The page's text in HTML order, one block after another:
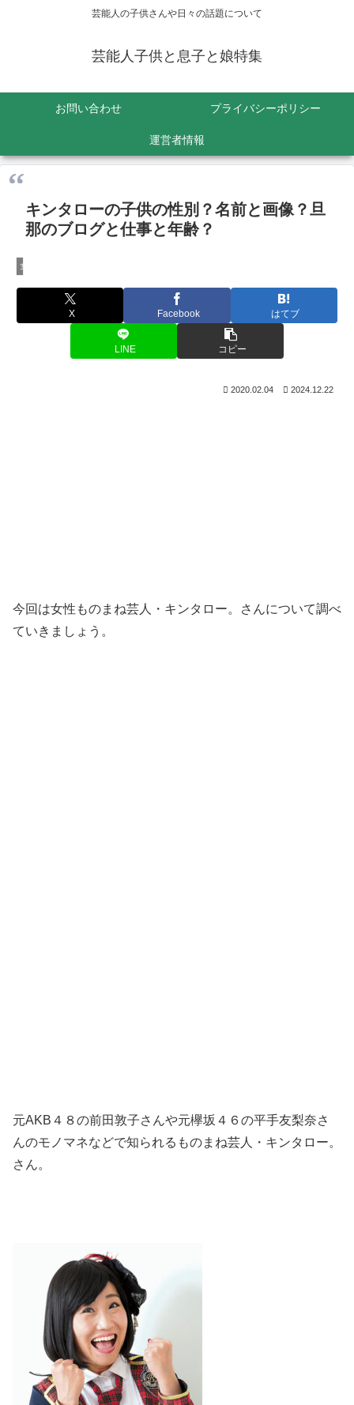
芸能人の子供さんや日々の話題について
芸能人子供と息子と娘特集
お問い合わせ プライバシーポリシー
運営者情報
キンタローの子供の性別？名前と画像？旦
那のブログと仕事と年齢？
女性芸能人
X Facebook はてブ
LINE コピー
2020.02.04 2024.12.22
今回は女性ものまね芸人・キンタロー。さんについて調べ
ていきましょう。
元AKB４８の前田敦子さんや元欅坂４６の平手友梨奈さ
んのモノマネなどで知られるものまね芸人・キンタロー。
さん。